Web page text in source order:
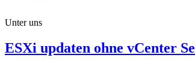
Unter uns
ESXi updaten ohne vCenter